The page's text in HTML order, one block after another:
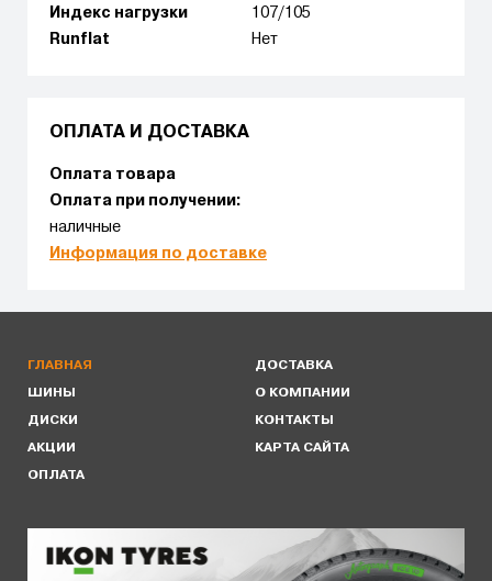
Индекс нагрузки
107/105
Runflat
Нет
ОПЛАТА И ДОСТАВКА
Оплата товара
Оплата при получении:
наличные
Информация по доставке
ГЛАВНАЯ
ШИНЫ
ДИСКИ
АКЦИИ
ОПЛАТА
ДОСТАВКА
О КОМПАНИИ
КОНТАКТЫ
КАРТА САЙТА